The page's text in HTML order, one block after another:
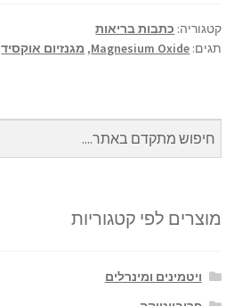
o
o
sA
p
n
ge
e
קטגוריה: כתבות בריאות
תגים: Magnesium Oxide
, מגנזיום אוקסיד
מוצרים לפי קטגוריות
ויטמינים ומינרלים